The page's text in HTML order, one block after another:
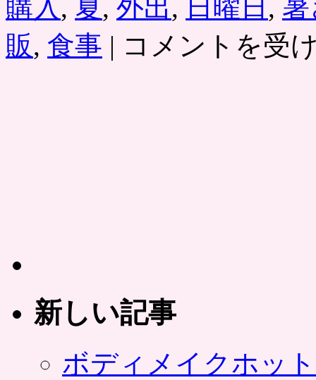
購入 , 夏 , 外出, 日曜日 ,
販, 食事 |
ー
ポ
ン
売・
共
コメントを受
新しい記事
ボディメイクホッ